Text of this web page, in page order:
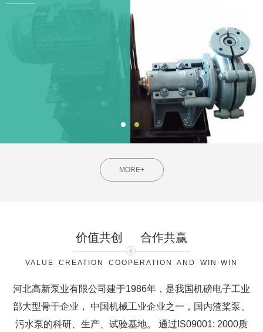
MORE+
价值共创 合作共赢
VALUE CREATION COOPERATION AND WIN-WIN
河北高新泵业有限公司建于1986年，是我国机磅电子工业
部大型骨干企业， 中国机械工业企业之一，国内渣桨泵、
污水泵的科研、生产、试验基地。 通过IS09001: 2000质